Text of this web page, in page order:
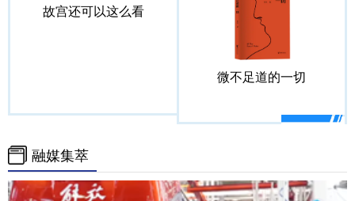
故宫还可以这么看
微不足道的一切
融媒集萃